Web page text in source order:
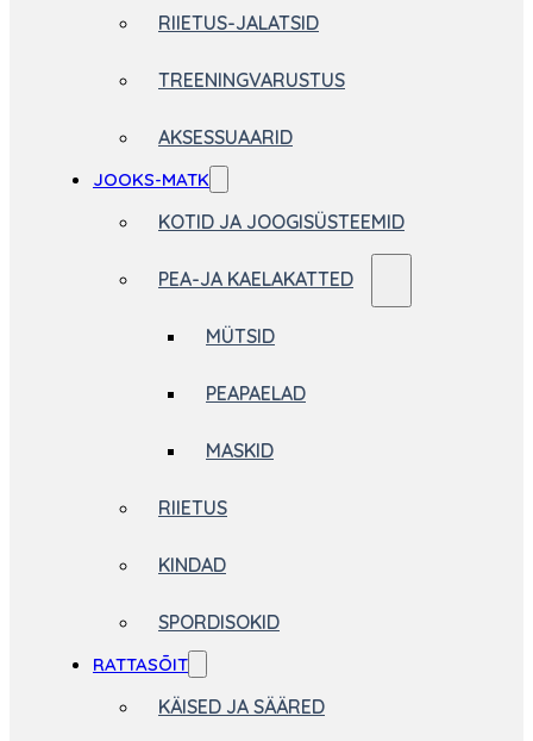
RIIETUS-JALATSID
TREENINGVARUSTUS
AKSESSUAARID
JOOKS-MATK
KOTID JA JOOGISÜSTEEMID
PEA-JA KAELAKATTED
MÜTSID
PEAPAELAD
MASKID
RIIETUS
KINDAD
SPORDISOKID
RATTASÕIT
KÄISED JA SÄÄRED